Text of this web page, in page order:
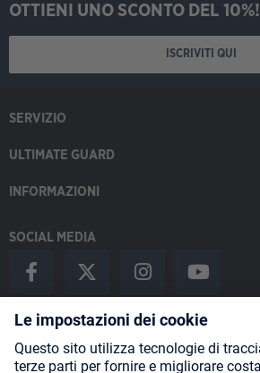
OTTIENI UNO SCONTO DEL 10%!
ISCRIVITI QUI
SERVIZIO
ULTIMATE GUARD
INFORMAZIONI
SOCIAL MEDIA
Payment Methods